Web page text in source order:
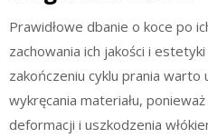
Prawidłowe dbanie o koce po
zachowania ich jakości i
zakończeniu cyklu prania warto
wykręcania materiału,
deformacji i uszkodzenia